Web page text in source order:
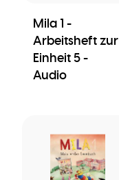
Mila 1 -
Arbeitsheft zur
Einheit 5 -
Audio